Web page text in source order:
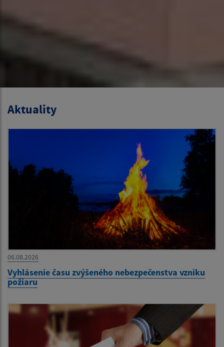
Aktuality
06.08.2026
Vyhlásenie času zvýšeného nebezpečenstva vzniku
požiaru